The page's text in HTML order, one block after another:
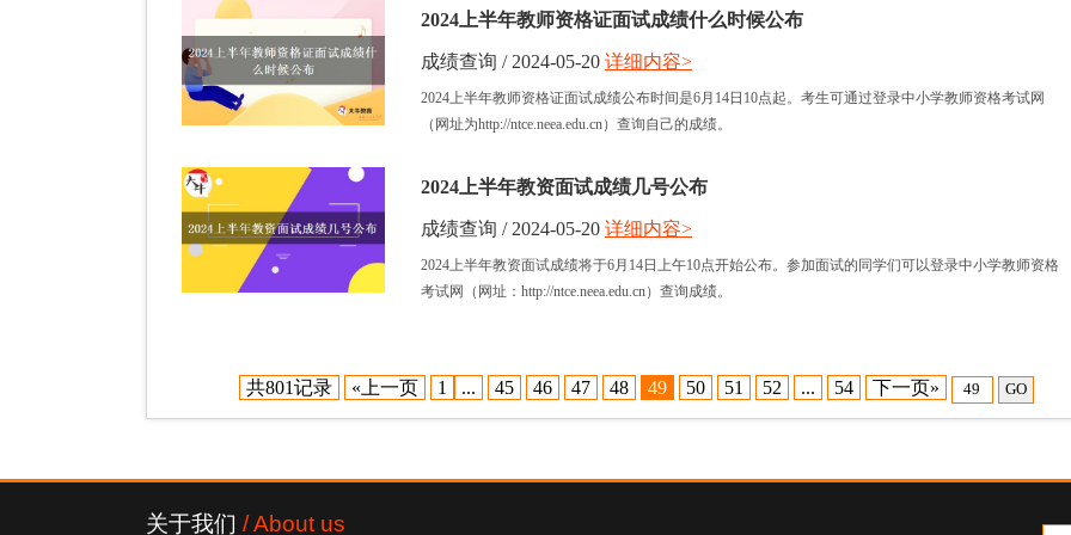
2024上半年教师资格证面试成绩什么时候公布
成绩查询 / 2024-05-20
2024上半年教师资格证面试成绩公布时间是6月14日10点起。考生可通过登录中小学教师资格考试网
（网址为http://ntce.neea.edu.cn）查询自己的成绩。
详细内容>
2024上半年教资面试成绩几号公布
成绩查询 / 2024-05-20
2024上半年教资面试成绩将于6月14日上午10点开始公布。参加面试的同学们可以登录中小学教师资格
考试网（网址：http://ntce.neea.edu.cn）查询成绩。
详细内容>
共801记录 «上一页 1 ... 45 46 47 48 49 50 51 52 ... 54 下一页» GO
关于我们 / About us